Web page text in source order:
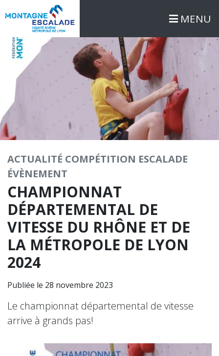
MENU
ACTUALITÉ COMPÉTITION ESCALADE
ÉVÈNEMENT
CHAMPIONNAT
DÉPARTEMENTAL DE
VITESSE DU RHÔNE ET DE
LA MÉTROPOLE DE LYON
2024
Publiée le 28 novembre 2023
Le championnat départemental de vitesse
arrive à grands pas!